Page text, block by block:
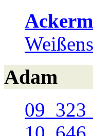
Adam
09 323